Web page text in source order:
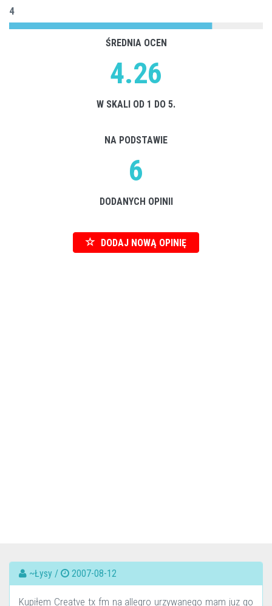
4
ŚREDNIA OCEN
4.26
W SKALI OD 1 DO 5.
NA PODSTAWIE
6
DODANYCH OPINII
DODAJ NOWĄ OPINIĘ
~Łysy / 2007-08-12
Kupiłem Creatve tx fm na allegro urzywanego mam juz go